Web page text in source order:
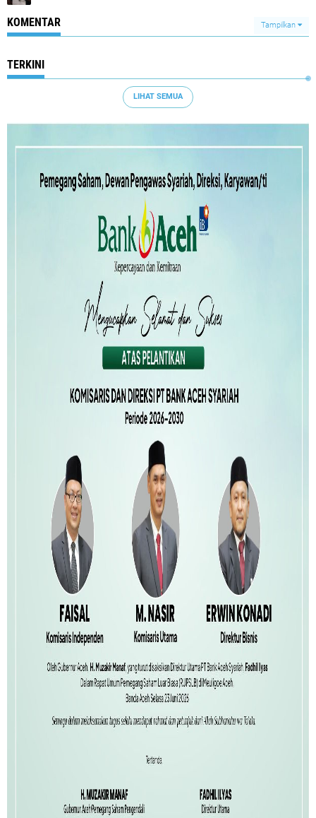
KOMENTAR Tampilkan
TERKINI
LIHAT SEMUA